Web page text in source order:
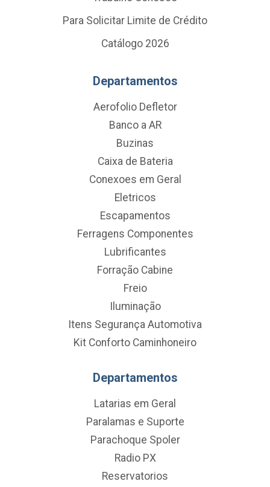
Para Solicitar Limite de Crédito
Catálogo 2026
Departamentos
Aerofolio Defletor
Banco a AR
Buzinas
Caixa de Bateria
Conexoes em Geral
Eletricos
Escapamentos
Ferragens Componentes
Lubrificantes
Forração Cabine
Freio
Iluminação
Itens Segurança Automotiva
Kit Conforto Caminhoneiro
Departamentos
Latarias em Geral
Paralamas e Suporte
Parachoque Spoler
Radio PX
Reservatorios